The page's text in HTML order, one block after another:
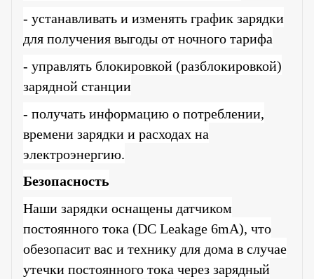
- устанавливать и изменять график зарядки
для получения выгоды от ночного тарифа
- управлять блокировкой (разблокировкой)
зарядной станции
- получать информацию о потреблении,
времени зарядки и расходах на
электроэнергию.
Безопасность
Наши зарядки оснащены датчиком
постоянного тока (DC Leakage 6mA), что
обезопасит вас и технику для дома в случае
утечки постоянного тока через зарядный